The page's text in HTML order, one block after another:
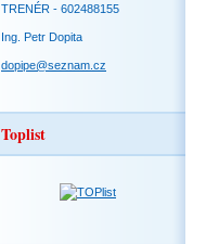
TRENÉR - 602488155
Ing. Petr Dopita
dopipe@seznam.cz
Toplist